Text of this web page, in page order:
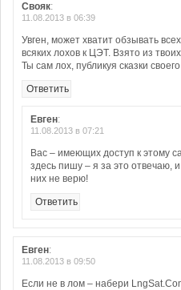
Свояк:
11.08.2013 в 06:39
Увген, может хватит обзывать
всяких лохов к ЦЭТ. Взято из
Ты сам лох, публикуя сказки
Ответить
Евген:
11.08.2013 в 07:21
Вас – имеющих доступ к этому
здесь пишу – я за это отвечаю,
них не верю!
Ответить
Евген:
11.08.2013 в 09:50
Если не в лом – набери